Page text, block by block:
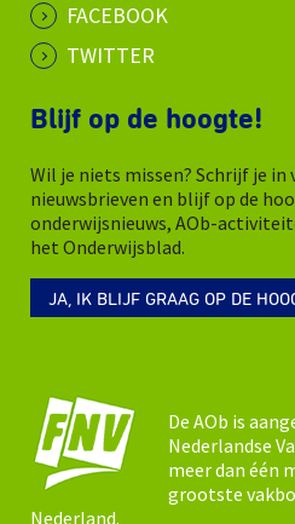
FACEBOOK
TWITTER
Blijf op de hoogte!
Wil je niets missen? Schrijf je in
nieuwsbrieven en blijf op de
onderwijsnieuws, AOb-
het Onderwijsblad.
JA, IK BLIJF GRAAG OP DE
De AOb is
Nederlandse
meer dan één
grootste
Nederland.